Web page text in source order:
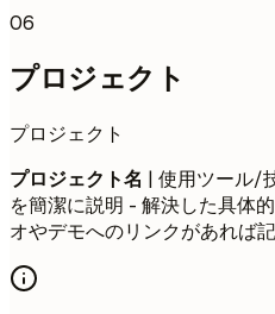
06
プロジェクト
プロジェクト
プロジェクト名 | 使用ツール/
を簡潔に説明 - 解決した具体
オやデモへのリンクがあれば